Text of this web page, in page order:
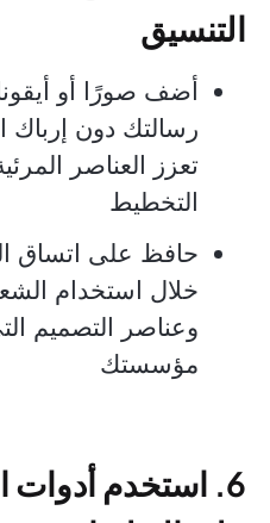
التنسيق
أضف صورًا أو
رسالتك دون
تعزز العناصر
التخطيط
حافظ على اتساق
خلال استخدام
وعناصر التصميم
مؤسستك
6. استخدم أدوات